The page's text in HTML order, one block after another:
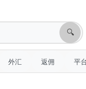
🔍
外汇 返佣 平